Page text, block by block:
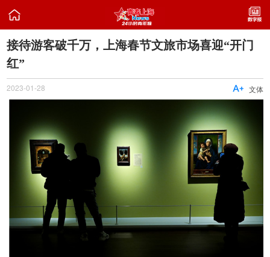

接待游客破千万，上海春节文旅市场喜迎“开门
红”
2023-01-28 文体
